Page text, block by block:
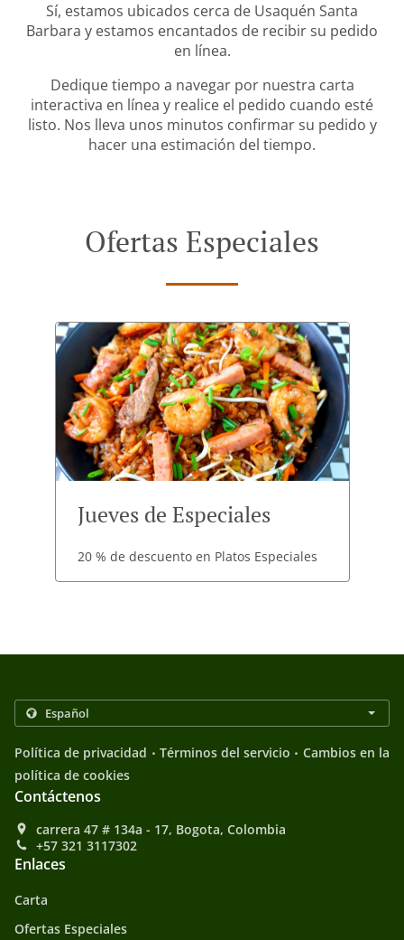
Sí, estamos ubicados cerca de Usaquén Santa
Barbara y estamos encantados de recibir su pedido
en línea.
Dedique tiempo a navegar por nuestra carta
interactiva en línea y realice el pedido cuando esté
listo. Nos lleva unos minutos confirmar su pedido y
hacer una estimación del tiempo.
Ofertas Especiales
Jueves de Especiales
20 % de descuento en Platos Especiales
Política de privacidad . Términos del servicio . Cambios en la
política de cookies
Contáctenos
carrera 47 # 134a - 17, Bogota, Colombia
+57 321 3117302
Enlaces
Carta
Ofertas Especiales